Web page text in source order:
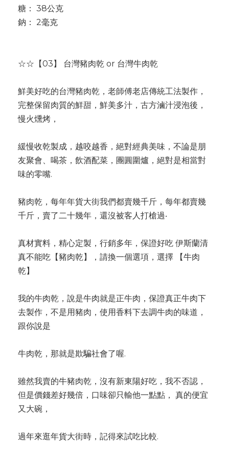
糖： 38公克
鈉： 2毫克
☆☆【03】 台灣豬肉乾 or 台灣牛肉乾
鮮美好吃的台灣豬肉乾，老師傅老店傳統工法製作，
完整保留肉質的鮮甜，鮮美多汁，古方滷汁浸泡後，
慢火燻烤，
緩慢收乾製成，越咬越香，絕對經典美味，不論是朋
友聚會、喝茶，飲酒配菜，團圓圍爐，絕對是相當對
味的零嘴.
豬肉乾，每年年貨大街我們都賣幾千斤，每年都賣幾
千斤，賣了二十幾年，還沒被客人打槍過‧
真材實料，精心定製，行銷多年，保證好吃 伊斯蘭清
真不能吃【豬肉乾】，請換一個選項，選擇 【牛肉
乾】
我的牛肉乾，說是牛肉就是正牛肉，保證真正牛肉下
去製作，不是用豬肉，使用香料下去調牛肉的味道，
跟你說是
牛肉乾，那就是欺騙社會了喔.
雖然我賣的牛豬肉乾，沒有新東陽好吃，我不否認，
但是價錢差好幾倍，口味卻只輸他一點點， 真的便宜
又大碗，
過年來逛年貨大街時，記得來試吃比較.